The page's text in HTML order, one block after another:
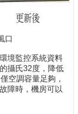
口
境監控系統資料
攝氏32度，降低
空調容量足夠，
障時，機房可以